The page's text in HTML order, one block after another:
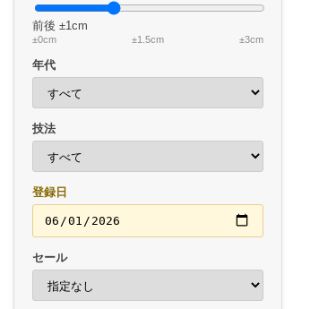
前後 ±1cm
±0cm ±1.5cm ±3cm
年代
技法
登録日
セール